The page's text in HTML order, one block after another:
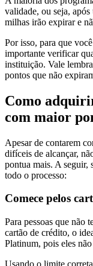
validade, ou seja,
milhas irão expirar e
Por isso, para que
importante verificar
instituição. Vale
pontos que não
Como
com maior
Apesar de contarem
difíceis de alcançar,
pontua mais. A seguir,
todo o processo:
Comece pelos
Para pessoas que não
cartão de crédito, o
Platinum, pois eles